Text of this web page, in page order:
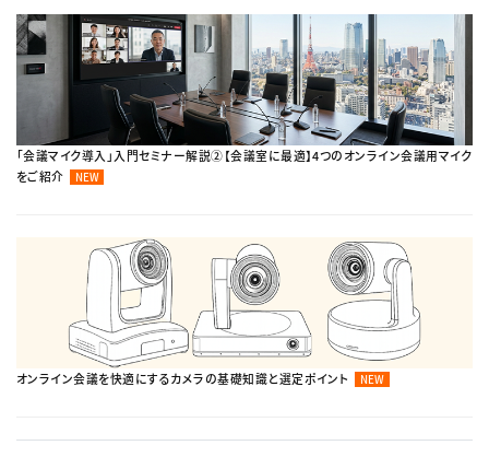
「会議マイク導入」入門セミナー解説②【会議室に最適】4つのオンライン会議用マイク
をご紹介
NEW
オンライン会議を快適にするカメラの基礎知識と選定ポイント NEW